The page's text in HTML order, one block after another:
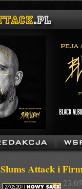
Slums Attack i